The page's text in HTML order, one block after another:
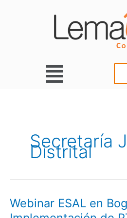
Main
Menu
Secretaría
Distrital
Webinar ESAL en
Webinar
ESAL